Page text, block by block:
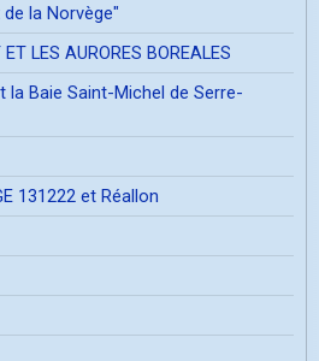
la Norvège"
LES AURORES BOREALES
la Baie Saint-Michel de Serre-
131222 et Réallon